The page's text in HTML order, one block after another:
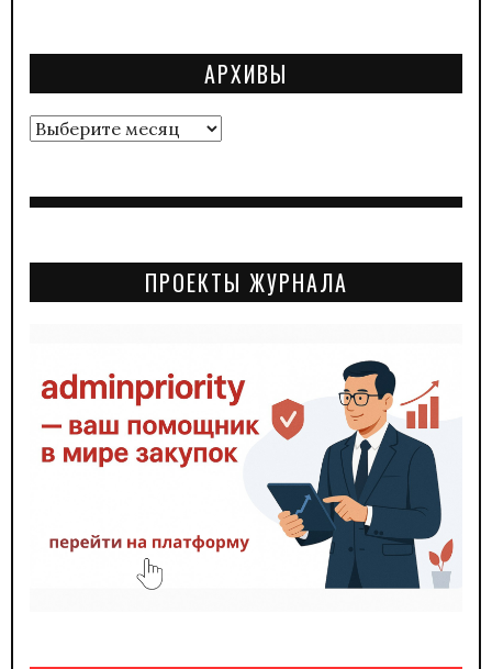
АРХИВЫ
Архивы
ПРОЕКТЫ ЖУРНАЛА